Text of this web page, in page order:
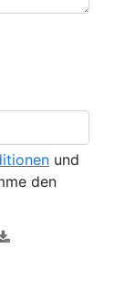
und
den